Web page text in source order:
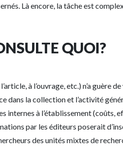
Là encore, la tâche est
QUOI?
à l’ouvrage, etc.) n’a guère de
dans la collection et l’activité
internes à l’établissement (coûts,
par les éditeurs poserait
des unités mixtes de